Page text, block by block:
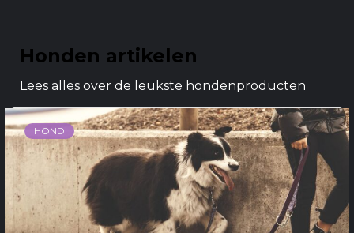
Honden artikelen
Lees alles over de leukste hondenproducten
HOND